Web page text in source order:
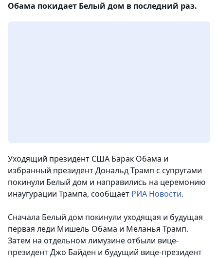
Обама покидает Белый дом в последний раз.
Уходящий президент США Барак Обама и
избранный президент Дональд Трамп с супругами
покинули Белый дом и направились на церемонию
инаугурации Трампа, сообщает РИА Новости.
Сначала Белый дом покинули уходящая и будущая
первая леди Мишель Обама и Меланья Трамп.
Затем на отдельном лимузине отбыли вице-
президент Джо Байден и будущий вице-президент